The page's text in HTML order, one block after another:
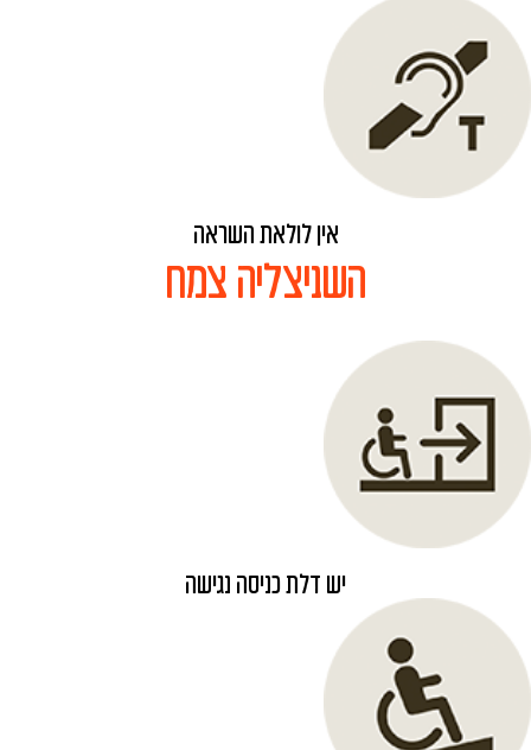
אין לולאת השראה
השניצליה צמח
יש דלת כניסה נגישה